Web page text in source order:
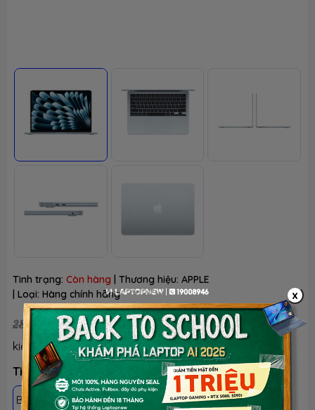
Tình trạng: Còn hàng | Thương hiệu: APPLE
| Loại: Hàng chính hãng
28.790.000 ₫ 26.990.000 ₫ (Đã có VAT)
Tiết
kiệm: -6%
Tình trạng: Mới 100%, chưa active, fullbox
BH 12 THÁNG - 1 ĐỔI 1 TRONG 30 NGÀY LỖI NSX
x